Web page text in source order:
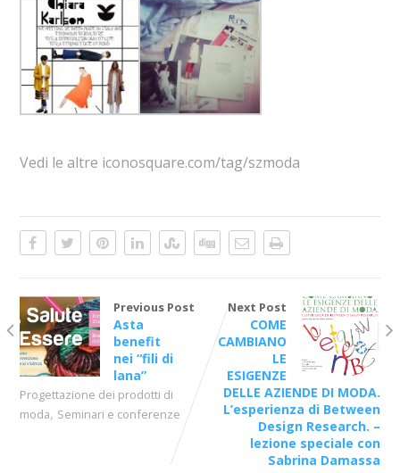
Vedi le altre iconosquare.com/tag/szmoda
Previous Post
Asta
benefit
nei “fili di
lana”
Progettazione dei prodotti di
moda, Seminari e conferenze
Next Post
COME
CAMBIANO
LE
ESIGENZE
DELLE AZIENDE DI MODA.
L’esperienza di Between
Design Research. –
lezione speciale con
Sabrina Damassa